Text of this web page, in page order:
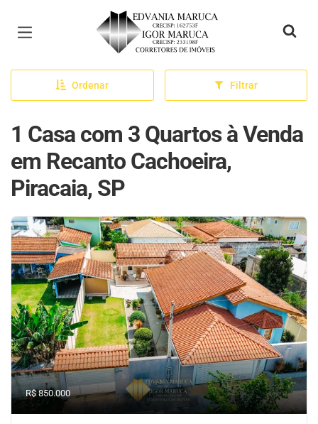
Página inicial
Ordenar Filtrar
1 Casa com 3 Quartos à Venda
em Recanto Cachoeira,
Piracaia, SP
R$ 850.000